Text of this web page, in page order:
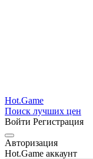
Hot.Game
Поиск лучших цен
Войти Регистрация
Авторизация
Hot.Game аккаунт